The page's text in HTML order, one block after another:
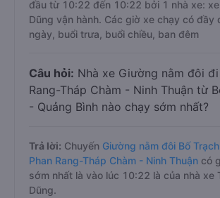
đầu từ 10:22 đến 10:22 bởi 1 nhà xe: xe
Dũng vận hành. Các giờ xe chạy có đầy
ngày, buổi trưa, buổi chiều, ban đêm
Câu hỏi: Nhà xe Giường nằm đôi đi
Rang-Tháp Chàm - Ninh Thuận từ
- Quảng Bình nào chạy sớm nhất?
Trả lời: Chuyến Giường nằm đôi Bố
Phan Rang-Tháp Chàm - Ninh Thuận có
sớm nhất là vào lúc 10:22 là của nhà xe
Dũng.